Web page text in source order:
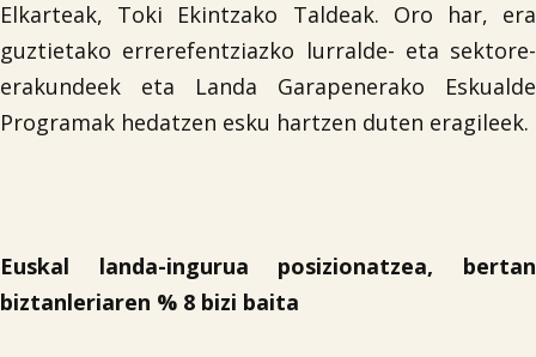
Elkarteak, Toki Ekintzako Taldeak. Oro har, era
guztietako errerefentziazko lurralde- eta sektore-
erakundeek eta Landa Garapenerako Eskualde
Programak hedatzen esku hartzen duten eragileek.
Euskal landa-ingurua posizionatzea, bertan
biztanleriaren % 8 bizi baita